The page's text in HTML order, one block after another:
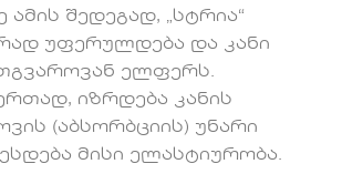
ამის შედეგად, „სტრია“
უფერულდება და კანი
ელფერს.
იზრდება კანის
(აბსორბციის) უნარი
მისი ელასტიურობა.